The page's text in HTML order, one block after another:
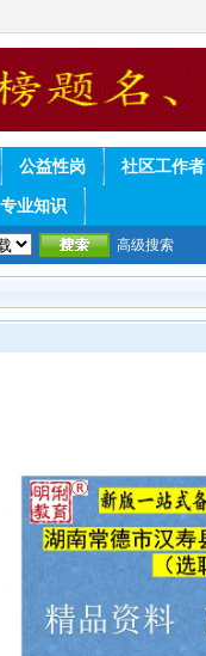
公益性岗 社区工作者
专业知识
高级搜索